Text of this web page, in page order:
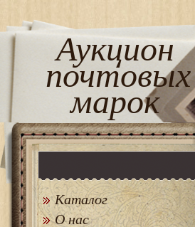
Аукцион
почтовых
марок
Каталог
О нас